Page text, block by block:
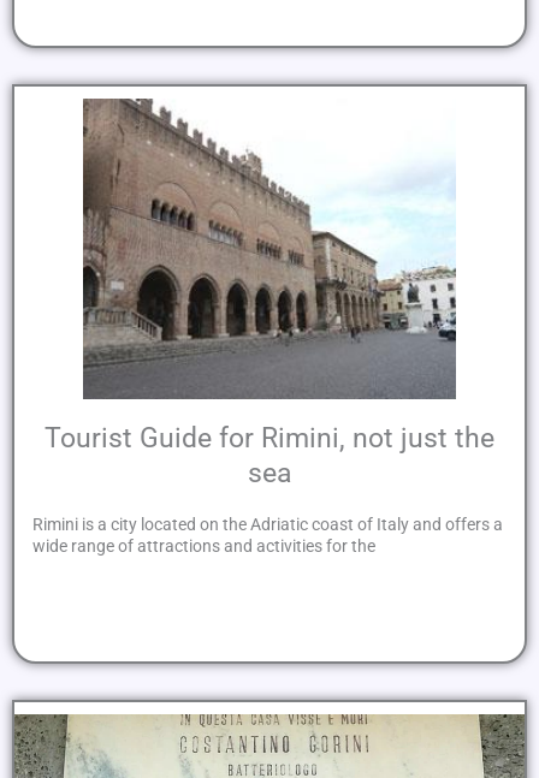
Tourist Guide for Rimini, not just the
sea
Rimini is a city located on the Adriatic coast of Italy and offers a
wide range of attractions and activities for the